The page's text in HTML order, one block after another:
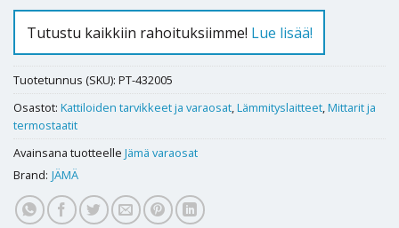
Tutustu kaikkiin rahoituksiimme! Lue lisää!
Tuotetunnus (SKU): PT-432005
Osastot: Kattiloiden tarvikkeet ja varaosat,Lämmityslaitteet,Mittarit ja
termostaatit
Avainsana tuotteelle Jämä varaosat
Brand: JÄMÄ